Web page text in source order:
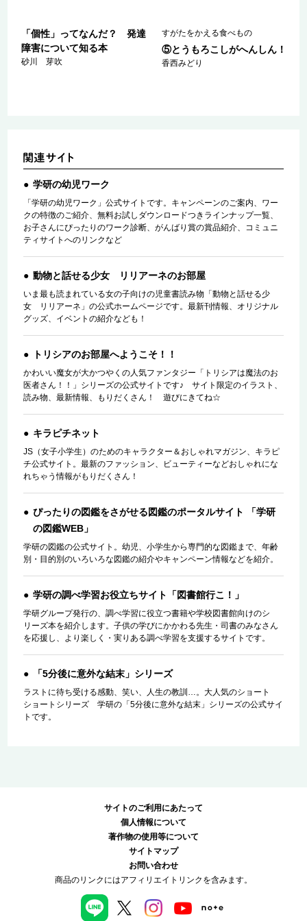
「個性」ってなんだ？ 発達
障害について知る本
砂川 芽吹
すがたをかえる食べもの
⑤とうもろこしがへんしん！
香西みどり
学研の幼児ワーク
「学研の幼児ワーク」公式サイトです。キャンペーンのご案内、ワー
クの特徴のご紹介、無料お試しダウンロードつきラインナップ一覧、
お子さんにぴったりのワーク診断、がんばり賞の賞品紹介、コミュニ
ティサイトへのリンクなど
動物と話せる少女 リリアーネのお部屋
いま最も読まれている女の子向けの児童書読み物「動物と話せる少
女 リリアーネ」の公式ホームページです。最新刊情報、オリジナル
グッズ、イベントの紹介なども！
トリシアのお部屋へようこそ！！
かわいい魔女が大かつやくの人気ファンタジー「トリシアは魔法のお
医者さん！！」シリーズの公式サイトです♪ サイト限定のイラスト、
読み物、最新情報、もりだくさん！ 遊びにきてね☆
キラピチネット
JS（女子小学生）のためのキャラクター＆おしゃれマガジン、キラピ
チ公式サイト。最新のファッション、ビューティーなどおしゃれにな
れちゃう情報がもりだくさん！
ぴったりの図鑑をさがせる図鑑のポータルサイト 「学研
の図鑑WEB」
学研の図鑑の公式サイト。幼児、小学生から専門的な図鑑まで、年齢
別・目的別のいろいろな図鑑の紹介やキャンペーン情報などを紹介。
学研の調べ学習お役立ちサイト「図書館行こ！」
学研グループ発行の、調べ学習に役立つ書籍や学校図書館向けのシ
リーズ本を紹介します。子供の学びにかかわる先生・司書のみなさん
を応援し、より楽しく・実りある調べ学習を支援するサイトです。
「5分後に意外な結末」シリーズ
ラストに待ち受ける感動、笑い、人生の教訓…。大人気のショート
ショートシリーズ 学研の「5分後に意外な結末」シリーズの公式サイ
トです。
サイトのご利用にあたって
個人情報について
著作物の使用等について
サイトマップ
お問い合わせ
商品のリンクにはアフィリエイトリンクを含みます。